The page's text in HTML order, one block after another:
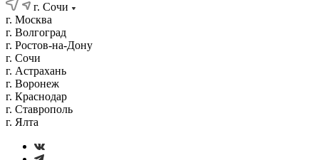
г. Сочи
г. Москва
г. Волгоград
г. Ростов-на-Дону
г. Сочи
г. Астрахань
г. Воронеж
г. Краснодар
г. Ставрополь
г. Ялта